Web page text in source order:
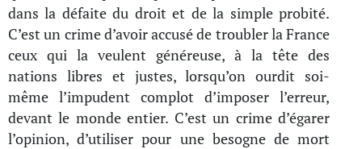
dans la défaite du droit et de la simple probité.
C’est un crime d’avoir accusé de troubler la France
ceux qui la veulent généreuse, à la tête des
nations libres et justes, lorsqu’on ourdit soi-
même l’impudent complot d’imposer l’erreur,
devant le monde entier. C’est un crime d’égarer
l’opinion, d’utiliser pour une besogne de mort